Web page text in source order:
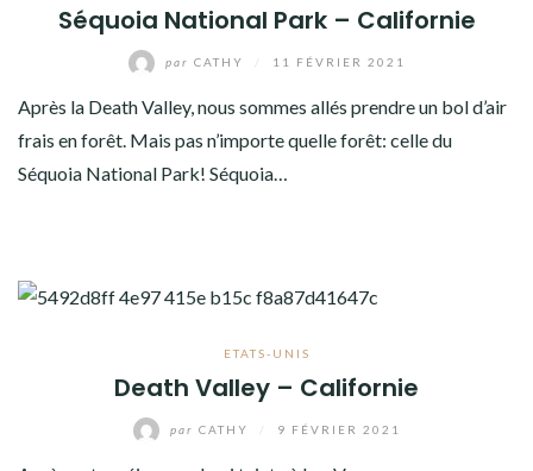
Séquoia National Park – Californie
par CATHY 11 FÉVRIER 2021
Après la Death Valley, nous sommes allés prendre un bol d’air
frais en forêt. Mais pas n’importe quelle forêt: celle du
Séquoia National Park! Séquoia…
ETATS-UNIS
Death Valley – Californie
par CATHY 9 FÉVRIER 2021